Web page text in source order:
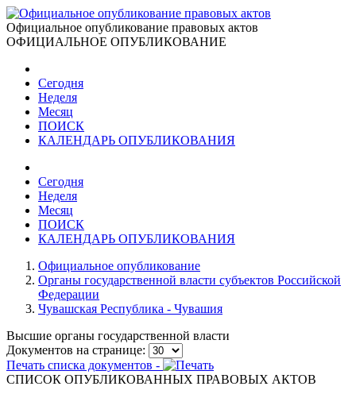
Официальное опубликование правовых актов
ОФИЦИАЛЬНОЕ ОПУБЛИКОВАНИЕ
Сегодня
Неделя
Месяц
ПОИСК
КАЛЕНДАРЬ ОПУБЛИКОВАНИЯ
Сегодня
Неделя
Месяц
ПОИСК
КАЛЕНДАРЬ ОПУБЛИКОВАНИЯ
Официальное опубликование
Органы государственной власти субъектов Российской
Федерации
Чувашская Республика - Чувашия
Высшие органы государственной власти
Документов на странице:
Печать списка документов -
СПИСОК ОПУБЛИКОВАННЫХ ПРАВОВЫХ АКТОВ